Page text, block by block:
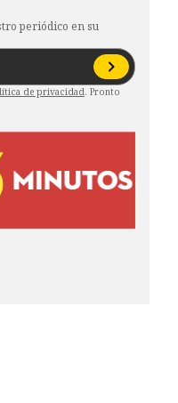
periódico en su
de privacidad. Pronto